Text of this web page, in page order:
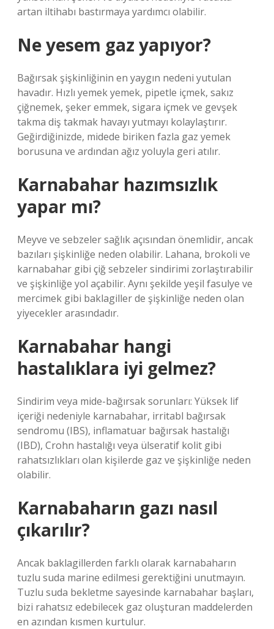
artan iltihabı bastırmaya yardımcı olabilir.
Ne yesem gaz yapıyor?
Bağırsak şişkinliğinin en yaygın nedeni yutulan
havadır. Hızlı yemek yemek, pipetle içmek, sakız
çiğnemek, şeker emmek, sigara içmek ve gevşek
takma diş takmak havayı yutmayı kolaylaştırır.
Geğirdiğinizde, midede biriken fazla gaz yemek
borusuna ve ardından ağız yoluyla geri atılır.
Karnabahar hazımsızlık
yapar mı?
Meyve ve sebzeler sağlık açısından önemlidir, ancak
bazıları şişkinliğe neden olabilir. Lahana, brokoli ve
karnabahar gibi çiğ sebzeler sindirimi zorlaştırabilir
ve şişkinliğe yol açabilir. Aynı şekilde yeşil fasulye ve
mercimek gibi baklagiller de şişkinliğe neden olan
yiyecekler arasındadır.
Karnabahar hangi
hastalıklara iyi gelmez?
Sindirim veya mide-bağırsak sorunları: Yüksek lif
içeriği nedeniyle karnabahar, irritabl bağırsak
sendromu (IBS), inflamatuar bağırsak hastalığı
(IBD), Crohn hastalığı veya ülseratif kolit gibi
rahatsızlıkları olan kişilerde gaz ve şişkinliğe neden
olabilir.
Karnabaharın gazı nasıl
çıkarılır?
Ancak baklagillerden farklı olarak karnabaharın
tuzlu suda marine edilmesi gerektiğini unutmayın.
Tuzlu suda bekletme sayesinde karnabahar başları,
bizi rahatsız edebilecek gaz oluşturan maddelerden
en azından kısmen kurtulur.